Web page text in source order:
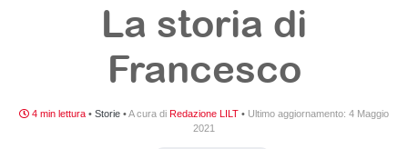
La storia di
Francesco
4 min lettura • Storie •A cura di Redazione LILT • Ultimo aggiornamento: 4 Maggio
2021